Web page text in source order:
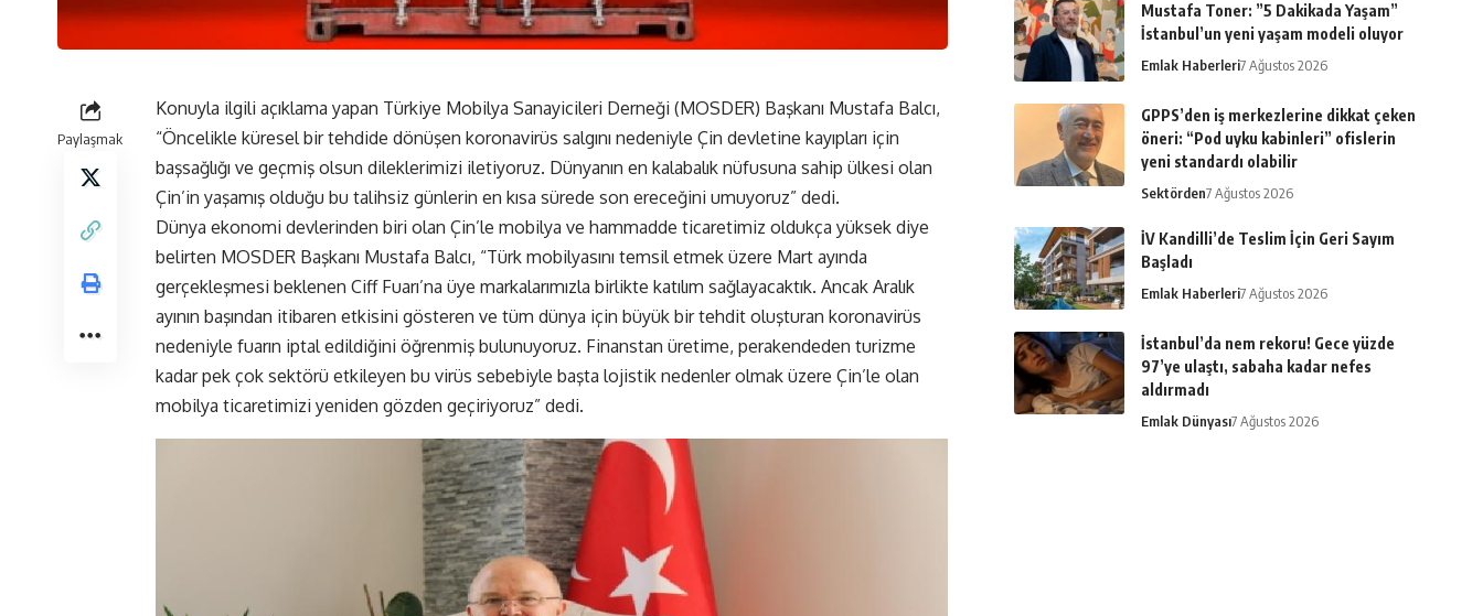
Paylaşmak
Konuyla ilgili açıklama yapan Türkiye Mobilya Sanayicileri Derneği (MOSDER) Başkanı Mustafa Balcı,
“Öncelikle küresel bir tehdide dönüşen koronavirüs salgını nedeniyle Çin devletine kayıpları için
başsağlığı ve geçmiş olsun dileklerimizi iletiyoruz. Dünyanın en kalabalık nüfusuna sahip ülkesi olan
Çin’in yaşamış olduğu bu talihsiz günlerin en kısa sürede son ereceğini umuyoruz” dedi.
Dünya ekonomi devlerinden biri olan Çin’le mobilya ve hammadde ticaretimiz oldukça yüksek diye
belirten MOSDER Başkanı Mustafa Balcı, “Türk mobilyasını temsil etmek üzere Mart ayında
gerçekleşmesi beklenen Ciff Fuarı’na üye markalarımızla birlikte katılım sağlayacaktık. Ancak Aralık
ayının başından itibaren etkisini gösteren ve tüm dünya için büyük bir tehdit oluşturan koronavirüs
nedeniyle fuarın iptal edildiğini öğrenmiş bulunuyoruz. Finanstan üretime, perakendeden turizme
kadar pek çok sektörü etkileyen bu virüs sebebiyle başta lojistik nedenler olmak üzere Çin’le olan
mobilya ticaretimizi yeniden gözden geçiriyoruz” dedi.
Mustafa Toner: ”5 Dakikada Yaşam”
İstanbul’un yeni yaşam modeli oluyor
Emlak Haberleri7 Ağustos 2026
GPPS’den iş merkezlerine dikkat çeken
öneri: “Pod uyku kabinleri” ofislerin
yeni standardı olabilir
Sektörden7 Ağustos 2026
İV Kandilli’de Teslim İçin Geri Sayım
Başladı
Emlak Haberleri7 Ağustos 2026
İstanbul’da nem rekoru! Gece yüzde
97’ye ulaştı, sabaha kadar nefes
aldırmadı
Emlak Dünyası7 Ağustos 2026